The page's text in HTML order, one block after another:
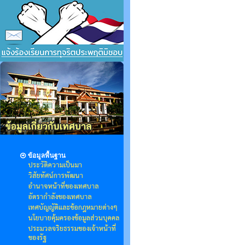
ข้อมูลพื้นฐาน
ประวัติความเป็นมา
วิสัยทัศน์การพัฒนา
อำนาจหน้าที่ของเทศบาล
อัตรากำลังของเทศบาล
เทศบัญญัติและข้อกฎหมายต่างๆ
นโยบายคุ้มครองข้อมูลส่วนบุคคล
ประมวลจริยธรรมของเจ้าหน้าที่
ของรัฐ